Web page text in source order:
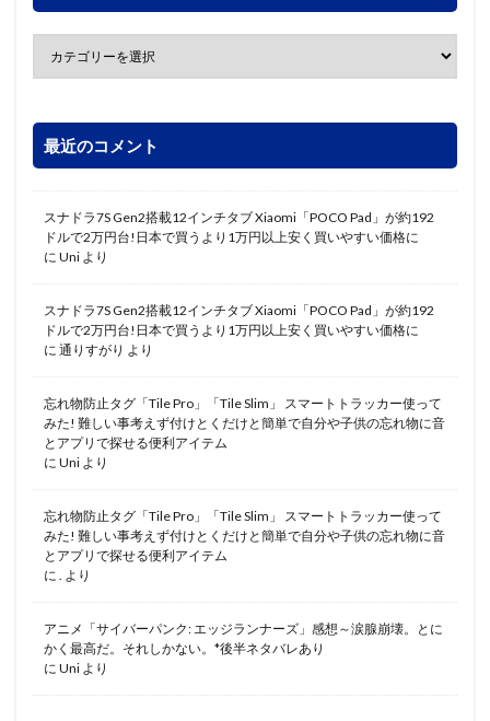
最近のコメント
スナドラ7S Gen2搭載12インチタブ Xiaomi「POCO Pad」が約192
ドルで2万円台!日本で買うより1万円以上安く買いやすい価格に
に Uni より
スナドラ7S Gen2搭載12インチタブ Xiaomi「POCO Pad」が約192
ドルで2万円台!日本で買うより1万円以上安く買いやすい価格に
に 通りすがり より
忘れ物防止タグ「Tile Pro」「Tile Slim」 スマートトラッカー使って
みた! 難しい事考えず付けとくだけと簡単で自分や子供の忘れ物に音
とアプリで探せる便利アイテム
に Uni より
忘れ物防止タグ「Tile Pro」「Tile Slim」 スマートトラッカー使って
みた! 難しい事考えず付けとくだけと簡単で自分や子供の忘れ物に音
とアプリで探せる便利アイテム
に
より
アニメ「サイバーパンク: エッジランナーズ」感想～涙腺崩壊。とに
かく最高だ。それしかない。*後半ネタバレあり
に Uni より